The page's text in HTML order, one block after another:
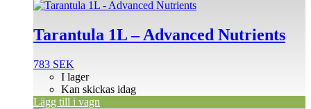
Tarantula 1L – Advanced Nutrients
783 SEK
I lager
Kan skickas idag
Lägg till i vagn